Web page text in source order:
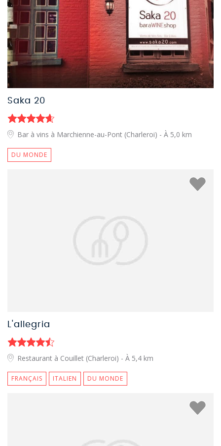
Saka 20
Bar à vins à Marchienne-au-Pont (Charleroi) - À 5,0 km
DU MONDE
L'allegria
Restaurant à Couillet (Charleroi) - À 5,4 km
FRANÇAIS ITALIEN DU MONDE